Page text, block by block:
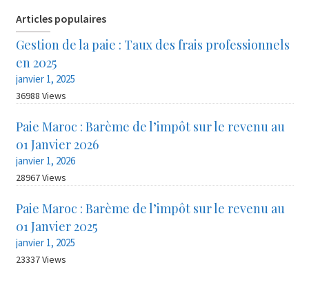
Articles populaires
Gestion de la paie : Taux des frais professionnels
en 2025
janvier 1, 2025
36988 Views
Paie Maroc : Barème de l’impôt sur le revenu au
01 Janvier 2026
janvier 1, 2026
28967 Views
Paie Maroc : Barème de l’impôt sur le revenu au
01 Janvier 2025
janvier 1, 2025
23337 Views